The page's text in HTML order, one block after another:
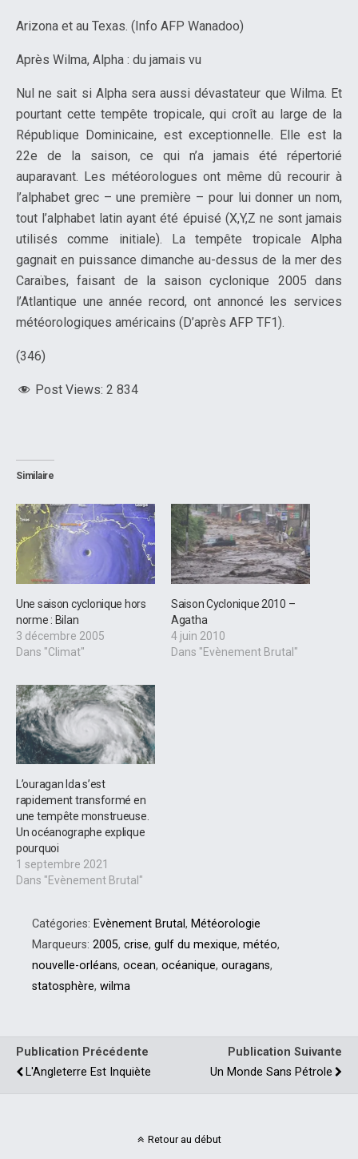
Arizona et au Texas. (Info AFP Wanadoo)
Après Wilma, Alpha : du jamais vu
Nul ne sait si Alpha sera aussi dévastateur que Wilma. Et
pourtant cette tempête tropicale, qui croît au large de la
République Dominicaine, est exceptionnelle. Elle est la
22e de la saison, ce qui n’a jamais été répertorié
auparavant. Les météorologues ont même dû recourir à
l’alphabet grec – une première – pour lui donner un nom,
tout l’alphabet latin ayant été épuisé (X,Y,Z ne sont jamais
utilisés comme initiale). La tempête tropicale Alpha
gagnait en puissance dimanche au-dessus de la mer des
Caraïbes, faisant de la saison cyclonique 2005 dans
l’Atlantique une année record, ont annoncé les services
météorologiques américains (D’après AFP TF1).
(346)
Post Views: 2 834
Similaire
Une saison cyclonique hors
norme : Bilan
3 décembre 2005
Dans "Climat"
Saison Cyclonique 2010 –
Agatha
4 juin 2010
Dans "Evènement Brutal"
L’ouragan Ida s’est
rapidement transformé en
une tempête monstrueuse.
Un océanographe explique
pourquoi
1 septembre 2021
Dans "Evènement Brutal"
Catégories: Evènement Brutal, Météorologie
Marqueurs: 2005, crise, gulf du mexique, météo,
nouvelle-orléans, ocean, océanique, ouragans,
statosphère, wilma
Publication Précédente
L'Angleterre Est Inquiète
Publication Suivante
Un Monde Sans Pétrole
Retour au début